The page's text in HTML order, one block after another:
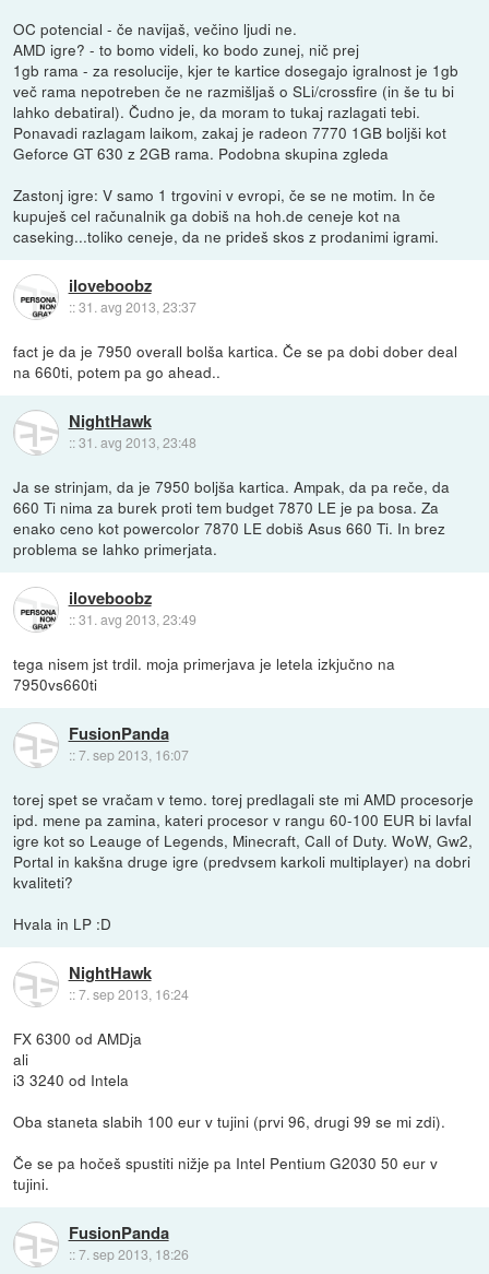
OC potencial - če navijaš, večino ljudi ne.
AMD igre? - to bomo videli, ko bodo zunej, nič prej
1gb rama - za resolucije, kjer te kartice dosegajo igralnost je 1gb
več rama nepotreben če ne razmišljaš o SLi/crossfire (in še tu bi
lahko debatiral). Čudno je, da moram to tukaj razlagati tebi.
Ponavadi razlagam laikom, zakaj je radeon 7770 1GB boljši kot
Geforce GT 630 z 2GB rama. Podobna skupina zgleda
Zastonj igre: V samo 1 trgovini v evropi, če se ne motim. In če
kupuješ cel računalnik ga dobiš na hoh.de ceneje kot na
caseking...toliko ceneje, da ne prideš skos z prodanimi igrami.
iloveboobz
::31. avg 2013, 23:37
fact je da je 7950 overall bolša kartica. Če se pa dobi dober deal
na 660ti, potem pa go ahead..
NightHawk
::31. avg 2013, 23:48
Ja se strinjam, da je 7950 boljša kartica. Ampak, da pa reče, da
660 Ti nima za burek proti tem budget 7870 LE je pa bosa. Za
enako ceno kot powercolor 7870 LE dobiš Asus 660 Ti. In brez
problema se lahko primerjata.
iloveboobz
::31. avg 2013, 23:49
tega nisem jst trdil. moja primerjava je letela izkjučno na
7950vs660ti
FusionPanda
::7. sep 2013, 16:07
torej spet se vračam v temo. torej predlagali ste mi AMD procesorje
ipd. mene pa zamina, kateri procesor v rangu 60-100 EUR bi lavfal
igre kot so Leauge of Legends, Minecraft, Call of Duty. WoW, Gw2,
Portal in kakšna druge igre (predvsem karkoli multiplayer) na dobri
kvaliteti?
Hvala in LP :D
NightHawk
::7. sep 2013, 16:24
FX 6300 od AMDja
ali
i3 3240 od Intela
Oba staneta slabih 100 eur v tujini (prvi 96, drugi 99 se mi zdi).
Če se pa hočeš spustiti nižje pa Intel Pentium G2030 50 eur v
tujini.
FusionPanda
::7. sep 2013, 18:26